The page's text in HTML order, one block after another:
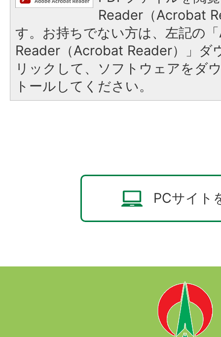
Reader（Acrobat
す。お持ちでない方は、左記の
Reader（Acrobat Reader）」ダ
リックして、ソフトウェアをダ
トールしてください。
PCサイト